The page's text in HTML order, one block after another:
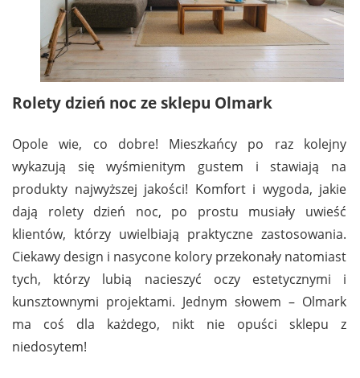
Rolety dzień noc ze sklepu Olmark
Opole wie, co dobre! Mieszkańcy po raz kolejny
wykazują się wyśmienitym gustem i stawiają na
produkty najwyższej jakości! Komfort i wygoda, jakie
dają rolety dzień noc, po prostu musiały uwieść
klientów, którzy uwielbiają praktyczne zastosowania.
Ciekawy design i nasycone kolory przekonały natomiast
tych, którzy lubią nacieszyć oczy estetycznymi i
kunsztownymi projektami. Jednym słowem – Olmark
ma coś dla każdego, nikt nie opuści sklepu z
niedosytem!